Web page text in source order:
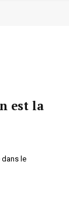
est la
dans le